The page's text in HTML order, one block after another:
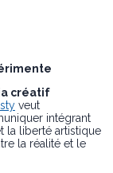
créatif
veut
intégrant
la liberté artistique
la réalité et le